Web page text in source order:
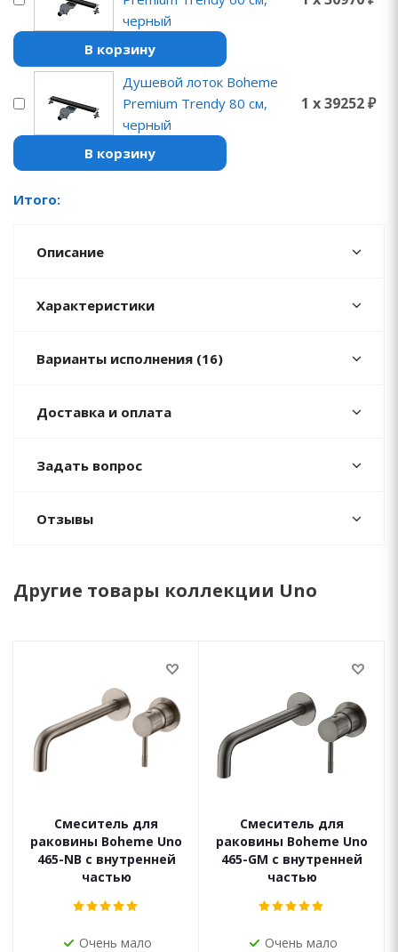
черный
В корзину
Душевой лоток Boheme
Premium Trendy 80 см,
черный
1 x 39252 ₽
В корзину
Итого:
Описание
Характеристики
Варианты исполнения (16)
Доставка и оплата
Задать вопрос
Отзывы
Другие товары коллекции Uno
Смеситель для
раковины Boheme Uno
465-NB с внутренней
частью
Очень мало
Смеситель для
раковины Boheme Uno
465-GM с внутренней
частью
Очень мало